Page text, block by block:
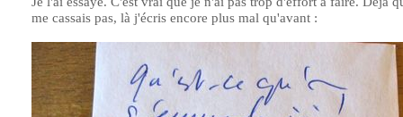
me cassais pas, là j'écris encore plus mal qu'avant :